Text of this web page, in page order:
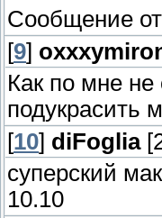
Сообщение
[9]
Как по мне
подукрасить
[10] diFoglia
суперский
10.10